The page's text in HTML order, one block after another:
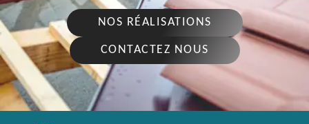
NOS RÉALISATIONS
CONTACTEZ NOUS